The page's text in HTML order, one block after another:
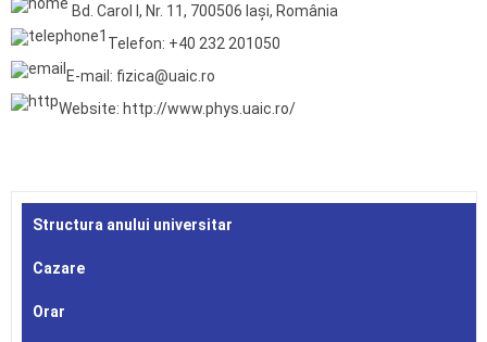
Bd. Carol I, Nr. 11, 700506 Iași, România
Telefon: +40 232 201050
E-mail: fizica@uaic.ro
Website: http://www.phys.uaic.ro/
Structura anului universitar
Cazare
Orar